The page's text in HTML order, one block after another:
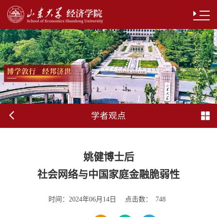
学者观点
姚健博士后
社会网络与中国家庭金融脆弱性
时间： 2024年06月14日 点击数： 748